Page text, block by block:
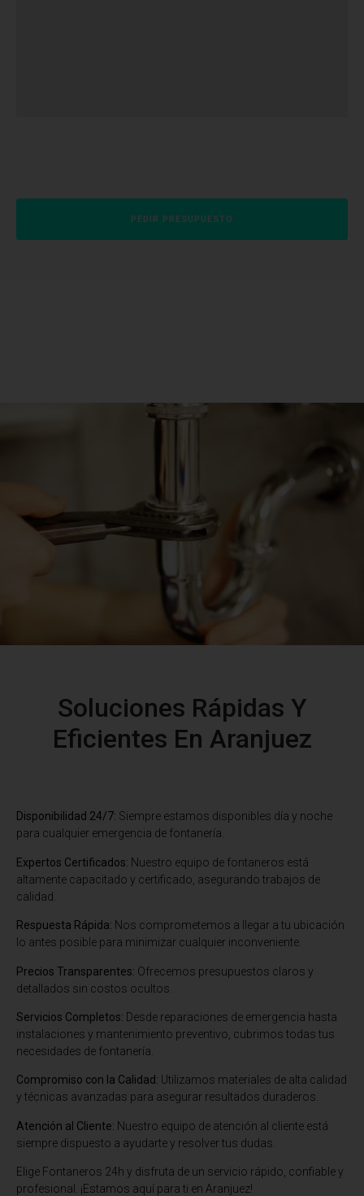
PEDIR PRESUPUESTO
Soluciones Rápidas Y
Eficientes En Aranjuez
Disponibilidad 24/7: Siempre estamos disponibles día y noche
para cualquier emergencia de fontanería.
Expertos Certificados: Nuestro equipo de fontaneros está
altamente capacitado y certificado, asegurando trabajos de
calidad.
Respuesta Rápida: Nos comprometemos a llegar a tu ubicación
lo antes posible para minimizar cualquier inconveniente.
Precios Transparentes: Ofrecemos presupuestos claros y
detallados sin costos ocultos.
Servicios Completos: Desde reparaciones de emergencia hasta
instalaciones y mantenimiento preventivo, cubrimos todas tus
necesidades de fontanería.
Compromiso con la Calidad: Utilizamos materiales de alta calidad
y técnicas avanzadas para asegurar resultados duraderos.
Atención al Cliente: Nuestro equipo de atención al cliente está
siempre dispuesto a ayudarte y resolver tus dudas.
Elige Fontaneros 24h y disfruta de un servicio rápido, confiable y
profesional. ¡Estamos aquí para ti en Aranjuez!